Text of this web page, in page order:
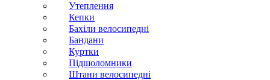
Утеплення
Кепки
Бахіли велосипедні
Бандани
Куртки
Підшоломники
Штани велосипедні